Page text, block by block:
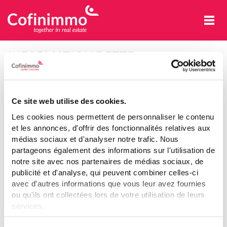
Ce site web utilise des cookies.
Les cookies nous permettent de personnaliser le contenu
et les annonces, d'offrir des fonctionnalités relatives aux
médias sociaux et d'analyser notre trafic. Nous
partageons également des informations sur l'utilisation de
notre site avec nos partenaires de médias sociaux, de
publicité et d'analyse, qui peuvent combiner celles-ci
avec d'autres informations que vous leur avez fournies
ou qu'ils ont collectées lors de votre utilisation de leurs
services.
Cofinimmo
INFORMATION DETTE
Couverture de taux d’intérêt
Le Groupe contracte une importante partie de la dette à court
terme à taux flottant. Si la dette est contractée à taux fixe, la
société assure souvent sa conversion en taux flottant. Le Groupe
bénéficie ainsi de taux bas à court terme. Cependant, les frais
financiers étant exposés au risque de hausse des taux, la
politique du Groupe consiste à sécuriser les taux d’intérêts de
minimum 50% de la dette sur un horizon de minimum trois ans.
De cette façon, le Groupe se protège partiellement contre l’effet
d’une forte reprise de ces taux. Le raisonnement derrière cette